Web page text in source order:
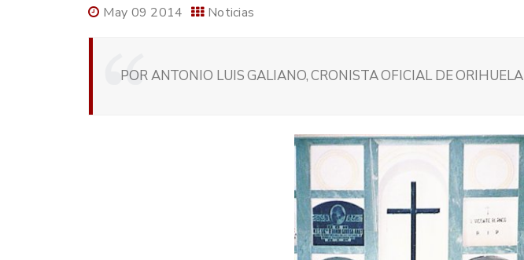
May 09 2014 Noticias
POR ANTONIO LUIS GALIANO, CRONISTA OFICIAL DE ORIHUELA